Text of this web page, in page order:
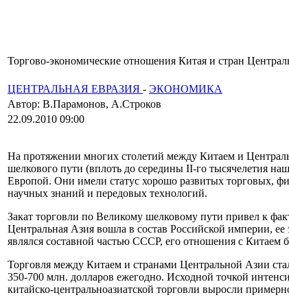
Торгово-экономические отношения Китая и стран
ЦЕНТРАЛЬНАЯ ЕВРАЗИЯ - ЭКОНОМИКА
Автор: В.Парамонов, А.Строков
22.09.2010 09:00
На протяжении многих столетий между Китаем и
шелкового пути (вплоть до середины II-го тысячелетия
Европой. Они имели статус хорошо развитых торговых,
научных знаний и передовых технологий.
Закат торговли по Великому шелковому пути привел к
Центральная Азия вошла в состав Российской империи, ее
являлся составной частью СССР, его отношения с Китаем
Торговля между Китаем и странами Центральной Азии
350-700 млн. долларов ежегодно. Исходной точкой
китайско-центральноазиатской торговли выросли